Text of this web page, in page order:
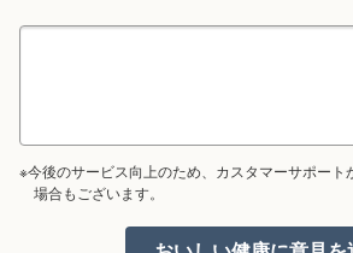
※今後のサービス向上のため、カスタマーサポート
場合もございます。